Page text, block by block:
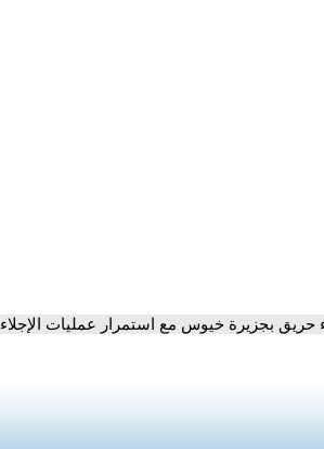
حريق بجزيرة خيوس مع استمرار عمليات الإجلاء